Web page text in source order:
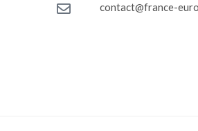
contact@france-